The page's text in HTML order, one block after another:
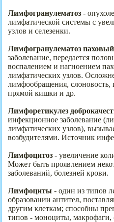
Лимфогранулематоз -
лимфатической системы с
узлов и селезенки.
Лимфогранулематоз паховый
заболевание, передается
воспалением и нагноением
лимфатических узлов.
лимфообращения, слоновость,
прямой кишки и др.
Лимфоретикулез
инфекционное заболевание
лимфатических узлов),
возбудителями. Источник
Лимфоцитоз - увеличение
Может быть проявлением
заболеваний, болезней крови.
Лимфоциты - один из типов
образовании антител,
другим клеткам; способны
типов - моноциты, макрофаги,